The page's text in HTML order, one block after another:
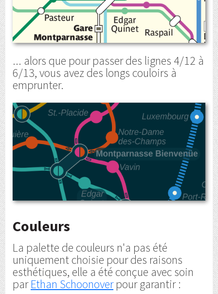
... alors que pour passer des lignes 4/12 à
6/13, vous avez des longs couloirs à
emprunter.
Couleurs
La palette de couleurs n'a pas été
uniquement choisie pour des raisons
esthétiques, elle a été conçue avec soin
parEthan Schoonoverpour garantir :